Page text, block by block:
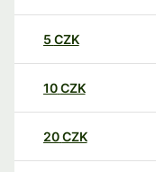
5 CZK
10CZK
20CZK